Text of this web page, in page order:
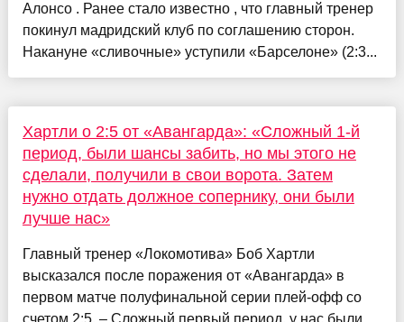
Алонсо . Ранее стало известно , что главный тренер
покинул мадридский клуб по соглашению сторон.
Накануне «сливочные» уступили «Барселоне» (2:3...
Хартли о 2:5 от «Авангарда»: «Сложный 1-й
период, были шансы забить, но мы этого не
сделали, получили в свои ворота. Затем
нужно отдать должное сопернику, они были
лучше нас»
Главный тренер «Локомотива» Боб Хартли
высказался после поражения от «Авангарда» в
первом матче полуфинальной серии плей‑офф со